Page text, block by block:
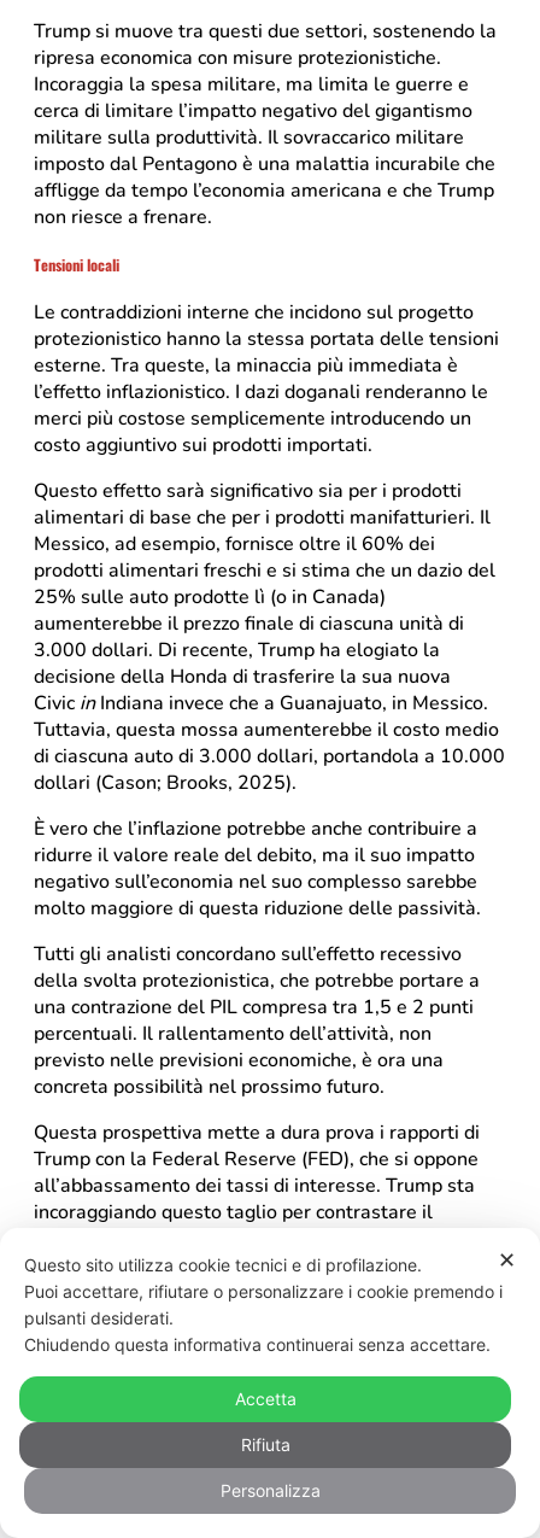
Trump si muove tra questi due settori, sostenendo la
ripresa economica con misure protezionistiche.
Incoraggia la spesa militare, ma limita le guerre e
cerca di limitare l’impatto negativo del gigantismo
militare sulla produttività. Il sovraccarico militare
imposto dal Pentagono è una malattia incurabile che
affligge da tempo l’economia americana e che Trump
non riesce a frenare.
Tensioni locali
Le contraddizioni interne che incidono sul progetto
protezionistico hanno la stessa portata delle tensioni
esterne. Tra queste, la minaccia più immediata è
l’effetto inflazionistico. I dazi doganali renderanno le
merci più costose semplicemente introducendo un
costo aggiuntivo sui prodotti importati.
Questo effetto sarà significativo sia per i prodotti
alimentari di base che per i prodotti manifatturieri. Il
Messico, ad esempio, fornisce oltre il 60% dei
prodotti alimentari freschi e si stima che un dazio del
25% sulle auto prodotte lì (o in Canada)
aumenterebbe il prezzo finale di ciascuna unità di
3.000 dollari. Di recente, Trump ha elogiato la
decisione della Honda di trasferire la sua nuova
Civic inIndiana invece che a Guanajuato, in Messico.
Tuttavia, questa mossa aumenterebbe il costo medio
di ciascuna auto di 3.000 dollari, portandola a 10.000
dollari (Cason; Brooks, 2025).
È vero che l’inflazione potrebbe anche contribuire a
ridurre il valore reale del debito, ma il suo impatto
negativo sull’economia nel suo complesso sarebbe
molto maggiore di questa riduzione delle passività.
Tutti gli analisti concordano sull’effetto recessivo
della svolta protezionistica, che potrebbe portare a
una contrazione del PIL compresa tra 1,5 e 2 punti
percentuali. Il rallentamento dell’attività, non
previsto nelle previsioni economiche, è ora una
concreta possibilità nel prossimo futuro.
Questa prospettiva mette a dura prova i rapporti di
Trump con la Federal Reserve (FED), che si oppone
all’abbassamento dei tassi di interesse. Trump sta
incoraggiando questo taglio per contrastare il
dell’occupazione. Il crollo del mercato innescato
dall’annuncio del suo programma protezionistico ha
esacerbato questo scenario desolante e le
conseguenti controversie tra il presidente e i vertici
della FED (Jerome Powell).
Trump continua anche la sua battaglia contro i settori
globalisti, che difendono gli interessi delle aziende e
delle banche più internazionalizzate. L’élite di Davos è
screditata dai suoi fallimenti, ma attende l’occasione
✕
Questo sito utilizza cookie tecnici e di profilazione.
Puoi accettare, rifiutare o personalizzare i cookie premendo i
pulsanti desiderati.
Chiudendo questa informativa continuerai senza accettare.
Accetta
Rifiuta
Personalizza